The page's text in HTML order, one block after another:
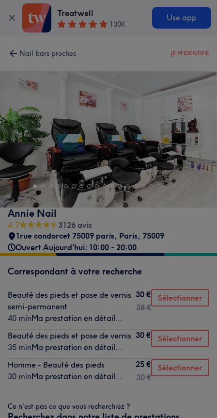
Treatwell
130K
Use app
Nail bars proches JE M'IDENTIFIE
Annie Nail
4,7
3126 avis
1rue condorcet 75009 paris, Paris, 75009
Ouvert Aujourd'hui: 10:00 - 20:00
Correspondant à votre recherche
Beauté des pieds et pose de vernis
semi-permanent
40 minMa prestation en détail...
30 €
38 €
Sélectionner
Beauté des pieds et pose de vernis
35 minMa prestation en détail...
30 € Sélectionner
Homme - Beauté des pieds
30 minMa prestation en détail...
25 €
30 €
Sélectionner
Ce n'est pas ce que vous recherchiez ?